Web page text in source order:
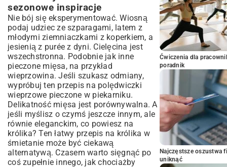
sezonowe inspiracje
Nie bój się eksperymentować. Wiosną
podaj udziec ze szparagami, latem z
młodymi ziemniaczkami z koperkiem, a
jesienią z purée z dyni. Cielęcina jest
wszechstronna. Podobnie jak inne
pieczone mięsa, na przykład
wieprzowina. Jeśli szukasz odmiany,
wypróbuj ten przepis na polędwiczki
wieprzowe pieczone w piekarniku.
Delikatność mięsa jest porównywalna. A
jeśli myślisz o czymś jeszcze innym, ale
równie eleganckim, co powiesz na
królika? Tenłatwy przepis na królika w
śmietanie może być ciekawą
alternatywą. Czasem warto sięgnąć po
coś zupełnie innego, jak chociażby
Ćwiczenia dla
poradnik
Najczęstsze oszustwa
uniknąć